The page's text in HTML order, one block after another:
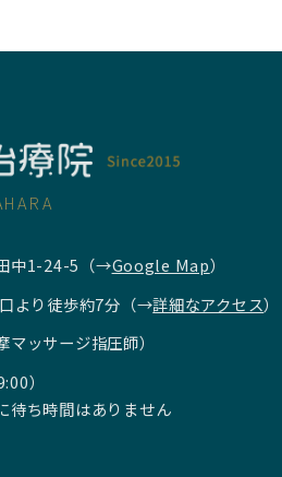
中1-24-5 （→Google Map）
より徒歩約7分 （→詳細なアクセス）
マッサージ指圧師）
）
待ち時間はありません